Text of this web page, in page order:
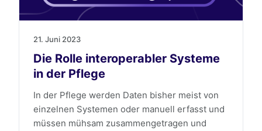
21. Juni 2023
Die Rolle interoperabler Systeme
in der Pflege
In der Pflege werden Daten bisher meist von
einzelnen Systemen oder manuell erfasst und
müssen mühsam zusammengetragen und